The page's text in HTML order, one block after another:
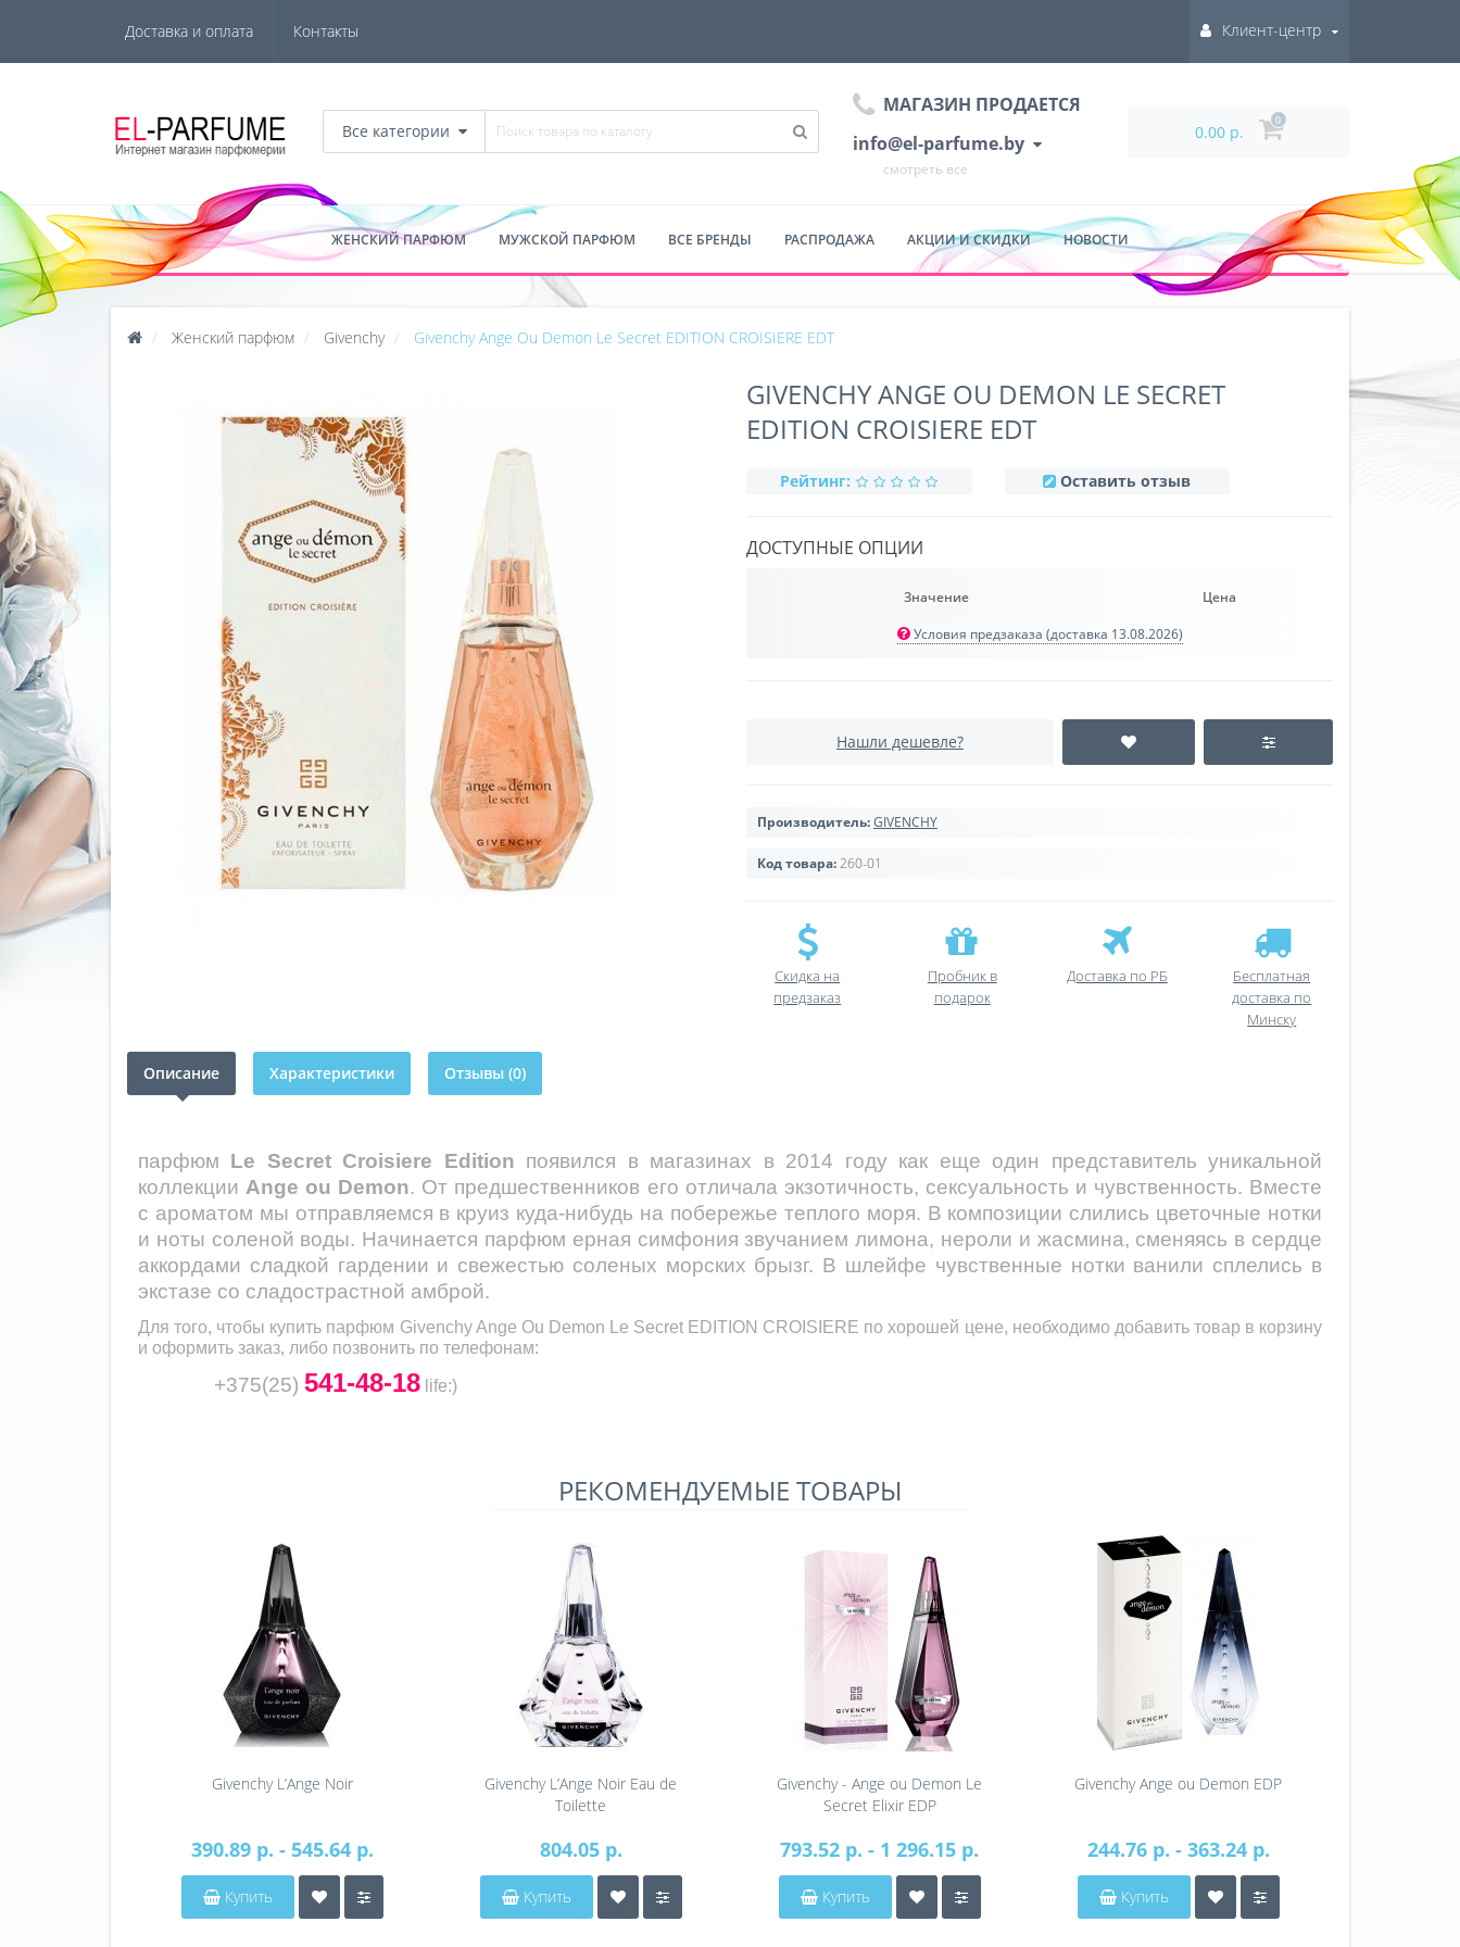
Доставка и оплата Контакты Клиент-центр
Все категории
МАГАЗИН ПРОДАЕТСЯ
info@el-parfume.by
смотреть все
0.00 р.
0
ЖЕНСКИЙ ПАРФЮМ МУЖСКОЙ ПАРФЮМ ВСЕ БРЕНДЫ РАСПРОДАЖА АКЦИИ И СКИДКИ НОВОСТИ
Женский парфюм Givenchy Givenchy Ange Ou Demon Le Secret EDITION CROISIERE EDT
GIVENCHY ANGE OU DEMON LE SECRET
EDITION CROISIERE EDT
Рейтинг: Оставить отзыв
ДОСТУПНЫЕ ОПЦИИ
Значение
Цена
Условия предзаказа (доставка 13.08.2026)
Нашли дешевле?
Производитель:GIVENCHY
Код товара:260-01
Скидка на
предзаказ
Пробник в
подарок
Доставка по РБ
Бесплатная
доставка по
Минску
Описание Характеристики Отзывы (0)
парфюм Le Secret Croisiere Edition появился в магазинах в 2014 году как еще один представитель уникальной
коллекции Ange ou Demon. От предшественников его отличала экзотичность, сексуальность и чувственность. Вместе
с ароматом мы отправляемся в круиз куда-нибудь на побережье теплого моря. В композиции слились цветочные нотки
и ноты соленой воды. Начинается парфюм ерная симфония звучанием лимона, нероли и жасмина, сменяясь в сердце
аккордами сладкой гардении и свежестью соленых морских брызг. В шлейфе чувственные нотки ванили сплелись в
экстазе со сладострастной амброй.
Для того, чтобы купить парфюм Givenchy Ange Ou Demon Le Secret EDITION CROISIERE по хорошей цене, необходимо добавить товар в корзину
и оформить заказ, либо позвонить по телефонам:
+375(25) 541-48-18 life:)
РЕКОМЕНДУЕМЫЕ ТОВАРЫ
Givenchy L’Ange Noir
390.89 р. - 545.64 р.
Купить
Givenchy L’Ange Noir Eau de
Toilette
804.05 р.
Купить
Givenchy - Ange ou Demon Le
Secret Elixir EDP
793.52 р. - 1 296.15 р.
Купить
Givenchy Ange ou Demon EDP
244.76 р. - 363.24 р.
Купить